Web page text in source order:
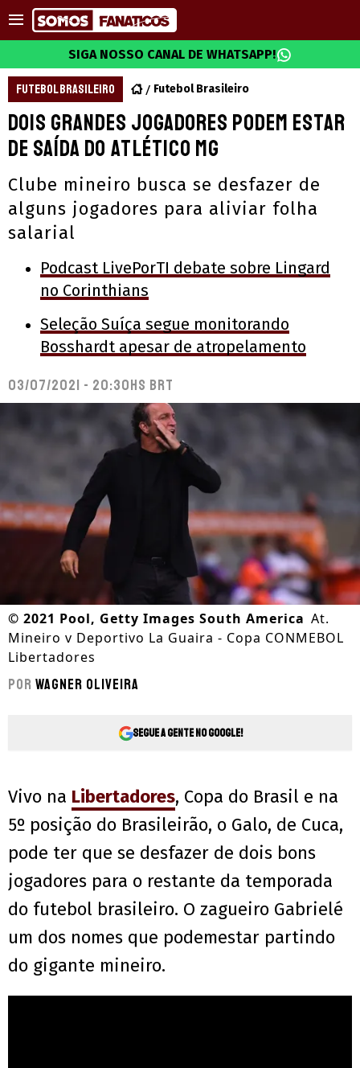
SIGA NOSSO CANAL DE WHATSAPP!
FUTEBOL BRASILEIRO Futebol Brasileiro
Dois grandes jogadores podem estar
de saída do Atlético MG
Clube mineiro busca se desfazer de
alguns jogadores para aliviar folha
salarial
Podcast LivePorTI debate sobre Lingard
no Corinthians
Seleção Suíça segue monitorando
Bosshardt apesar de atropelamento
03/07/2021 - 20:30hs BRT
© 2021 Pool, Getty Images South America At.
Mineiro v Deportivo La Guaira - Copa CONMEBOL
Libertadores
Por Wagner Oliveira
Segue a gente no Google!
Vivo na Libertadores, Copa do Brasil e na
5º posição do Brasileirão, o Galo, de Cuca,
pode ter que se desfazer de dois bons
jogadores para o restante da temporada
do futebol brasileiro. O zagueiro Gabrielé
um dos nomes que podemestar partindo
do gigante mineiro.